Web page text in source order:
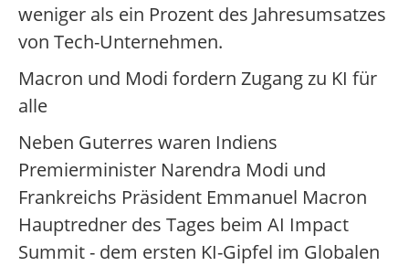
weniger als ein Prozent des Jahresumsatzes
von Tech-Unternehmen.
Macron und Modi fordern Zugang zu KI für
alle
Neben Guterres waren Indiens
Premierminister Narendra Modi und
Frankreichs Präsident Emmanuel Macron
Hauptredner des Tages beim AI Impact
Summit - dem ersten KI-Gipfel im Globalen